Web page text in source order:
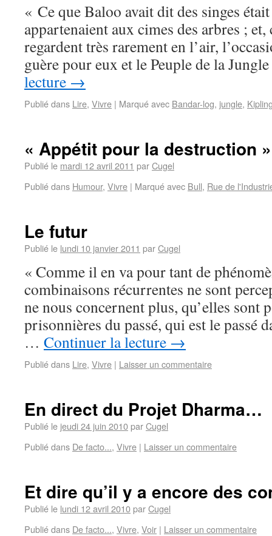
« Ce que Baloo avait dit des singes
appartenaient aux cimes des arbres ; et,
regardent très rarement en l’air,
guère pour eux et le Peuple de la
lecture →
Publié dans Lire, Vivre | Marqué avec Bandar-log, jungle,
« Appétit pour la destruction »
Publié le mardi 12 avril 2011 parCugel
Publié dans Humour, Vivre | Marqué avec Bull, Rue de
Le futur
Publié le lundi 10 janvier 2011 parCugel
« Comme il en va pour tant de
combinaisons récurrentes ne sont
ne nous concernent plus, qu’elles sont
prisonnières du passé, qui est le passé
… Continuer la lecture →
Publié dans Lire, Vivre | Laisser un commentaire
En direct du Projet Dharma…
Publié le jeudi 24 juin 2010parCugel
Publié dans De facto..., Vivre | Laisser un commentaire
Et dire qu’il y a encore des
Publié le lundi 12 avril 2010parCugel
Publié dans De facto..., Vivre, Voir | Laisser un commentaire